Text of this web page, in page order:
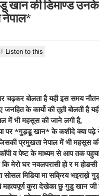
खान की डिमाण्ड
नेपाल*
Listen to this
चढ़कर बोलता है यही इस समय
के कार्यो की तूती बोलती है
में भी महसूस की जाने लगी है,
पर *गुड़डू खान* के कशीदे क्या पढ़े
प्रमुखता नेपाल में भी
व पेष्ट के माध्यम से आप तक
मेरो घर नवलपरासी हो र म
मिडिया मा सक्रिय भइराख्ने
कुरा देखेका छु गुडु खान जी